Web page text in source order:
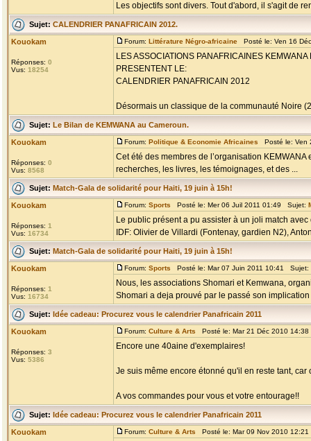
Les objectifs sont divers. Tout d'abord, il s'agit de
Sujet: CALENDRIER PANAFRICAIN 2012.
Kouokam
Réponses: 0
Vus: 18254
Forum: Littérature Négro-africaine Posté le: Ven 16
LES ASSOCIATIONS PANAFRICAINES KEMWANA
PRESENTENT LE:
CALENDRIER PANAFRICAIN 2012
Désormais un classique de la communauté Noire
Sujet: Le Bilan de KEMWANA au Cameroun.
Kouokam
Réponses: 0
Vus: 8568
Forum: Politique & Economie Africaines Posté le: Ven
Cet été des membres de l’organisation
recherches, les livres, les témoignages, et des ...
Sujet: Match-Gala de solidarité pour Haiti, 19 juin à 15h!
Kouokam
Réponses: 1
Vus: 16734
Forum: Sports Posté le: Mer 06 Juil 2011 01:49 Sujet:
Le public présent a pu assister à un joli match
IDF: Olivier de Villardi (Fontenay, gardien N2),
Sujet: Match-Gala de solidarité pour Haiti, 19 juin à 15h!
Kouokam
Réponses: 1
Vus: 16734
Forum: Sports Posté le: Mar 07 Juin 2011 10:41 Sujet:
Nous, les associations Shomari et Kemwana,
Shomari a deja prouvé par le passé son implication
Sujet: Idée cadeau: Procurez vous le calendrier Panafricain 2011
Kouokam
Réponses: 3
Vus: 5386
Forum: Culture & Arts Posté le: Mar 21 Déc 2010
Encore une 40aine d'exemplaires!
Je suis même encore étonné qu'il en reste tant,
A vos commandes pour vous et votre entourage!!
Sujet: Idée cadeau: Procurez vous le calendrier Panafricain 2011
Kouokam Forum: Culture & Arts Posté le: Mar 09 Nov 2010